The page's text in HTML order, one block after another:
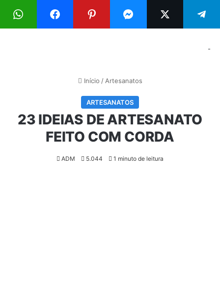
Menu
-
Início / Artesanatos
ARTESANATOS
23 IDEIAS DE ARTESANATO
FEITO COM CORDA
ADM 5.044 1 minuto de leitura